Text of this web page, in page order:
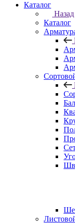
Каталог
Назад
Каталог